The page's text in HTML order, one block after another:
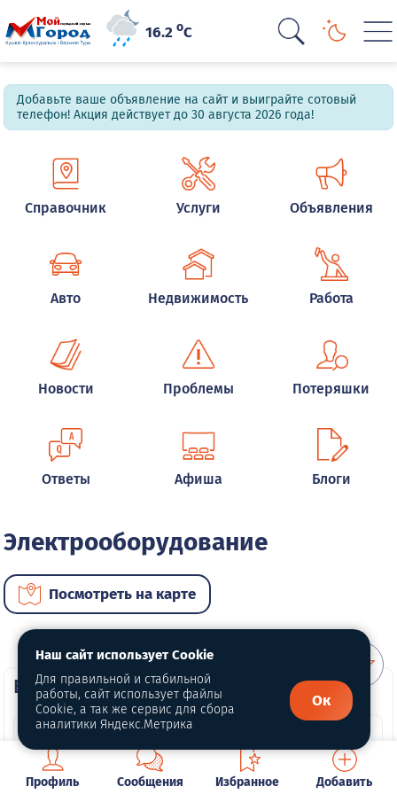
16.2oC
Добавьте ваше объявление на сайт и выиграйте сотовый
телефон! Акция действует до 30 августа 2026 года!
Справочник Услуги Объявления
Авто Недвижимость Работа
Новости Проблемы Потеряшки
Ответы Афиша Блоги
Электрооборудование
Посмотреть на карте
ВИП услуги
Профиль Сообщения Избранное Добавить
Наш сайт использует Cookie
Для правильной и стабильной
работы, сайт использует файлы
Cookie, а так же сервис для сбора
аналитики Яндекс.Метрика
Ок